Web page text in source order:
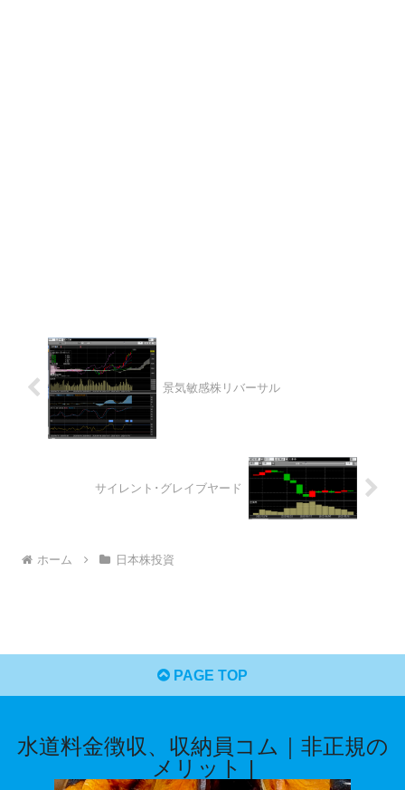
景気敏感株リバーサル
サイレント･グレイブヤード
ホーム 日本株投資
PAGE TOP